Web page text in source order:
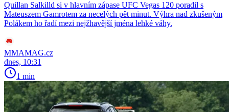
Quillan Salkilld si v hlavním zápase UFC Vegas 120 poradil s
Mateuszem Gamrotem za necelých pět minut. Výhra nad zkušeným
Polákem ho řadí mezi nejžhavější jména lehké váhy.
MMAMAG.cz
dnes, 10:31
1 min